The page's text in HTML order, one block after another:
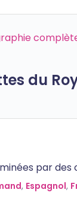
du
par des
, Espagnol,